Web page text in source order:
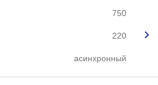
750
220
асинхронный